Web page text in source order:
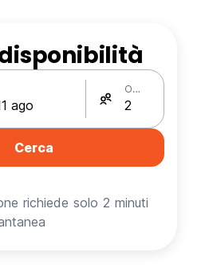
Ospiti
Cerca
richiede solo 2 minuti